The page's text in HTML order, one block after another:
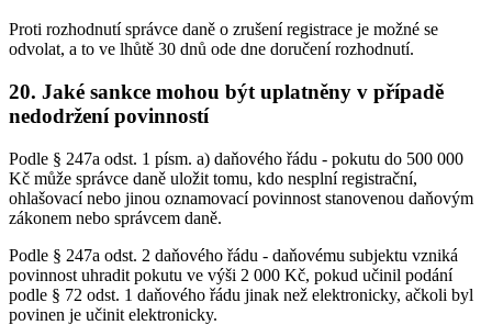
Proti rozhodnutí správce daně o zrušení registrace je možné se
odvolat, a to ve lhůtě 30 dnů ode dne doručení rozhodnutí.
20. Jaké sankce mohou být uplatněny v případě
nedodržení povinností
Podle § 247a odst. 1 písm. a) daňového řádu - pokutu do 500 000
Kč může správce daně uložit tomu, kdo nesplní registrační,
ohlašovací nebo jinou oznamovací povinnost stanovenou daňovým
zákonem nebo správcem daně.
Podle § 247a odst. 2 daňového řádu - daňovému subjektu vzniká
povinnost uhradit pokutu ve výši 2 000 Kč, pokud učinil podání
podle § 72 odst. 1 daňového řádu jinak než elektronicky, ačkoli byl
povinen je učinit elektronicky.